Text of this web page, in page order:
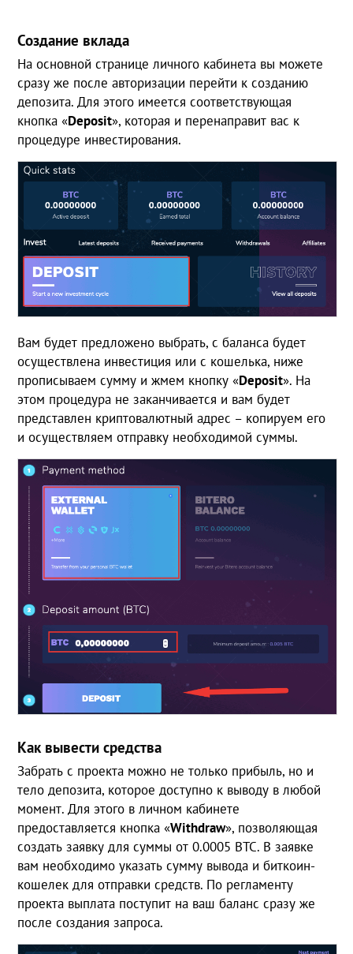
Создание вклада
На основной странице личного кабинета вы можете
сразу же после авторизации перейти к созданию
депозита. Для этого имеется соответствующая
кнопка «Deposit», которая и перенаправит вас к
процедуре инвестирования.
Вам будет предложено выбрать, с баланса будет
осуществлена инвестиция или с кошелька, ниже
прописываем сумму и жмем кнопку «Deposit». На
этом процедура не заканчивается и вам будет
представлен криптовалютный адрес – копируем его
и осуществляем отправку необходимой суммы.
Как вывести средства
Забрать с проекта можно не только прибыль, но и
тело депозита, которое доступно к выводу в любой
момент. Для этого в личном кабинете
предоставляется кнопка «Withdraw», позволяющая
создать заявку для суммы от 0.0005 ВТС. В заявке
вам необходимо указать сумму вывода и биткоин-
кошелек для отправки средств. По регламенту
проекта выплата поступит на ваш баланс сразу же
после создания запроса.